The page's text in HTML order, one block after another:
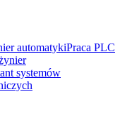
automatykiPraca PLC
systemów